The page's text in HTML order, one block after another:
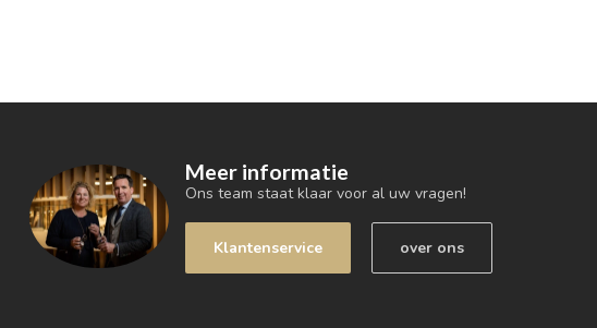
Meer informatie
Ons team staat klaar voor al uw vragen!
Klantenservice over ons